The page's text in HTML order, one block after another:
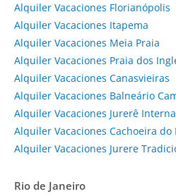
Alquiler Vacaciones Florianópolis
Alquiler Vacaciones Itapema
Alquiler Vacaciones Meia Praia
Alquiler Vacaciones Praia dos
Alquiler Vacaciones Canasvieiras
Alquiler Vacaciones Balneário
Alquiler Vacaciones Jurerê
Alquiler Vacaciones Cachoeira do
Alquiler Vacaciones Jurere
Rio de Janeiro